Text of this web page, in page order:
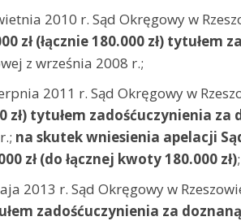
2010 r. Sąd Okręgowy w
zł (łącznie 180.000 zł)
z września 2008 r.;
2011 r. Sąd Okręgowy w
zł) tytułem zadośćuczynienia
na skutek wniesienia apelacji
zł (do łącznej kwoty 180.000 zł);
2013 r. Sąd Okręgowy w
zadośćuczynienia za